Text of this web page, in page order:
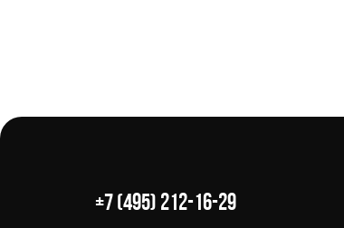
+7 (495) 212-16-29